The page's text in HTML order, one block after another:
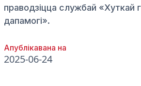
праводзіцца службай «Хуткай
дапамогі».
Апублікавана на
2025-06-24